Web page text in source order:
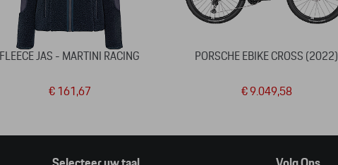
FLEECE JAS - MARTINI RACING
€ 161,67
PORSCHE EBIKE CROSS (2022)
€ 9.049,58